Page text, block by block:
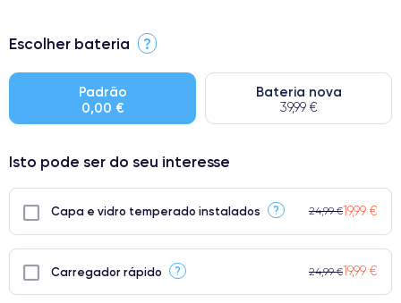
⭐ Premium
● Bateria: Adequada para uso intensivo.
● Apenas 5% dos nossos telefones atingem a classificação
Escolher bateria ?
Padrão
0,00 €
Bateria nova
39,99 €
Isto pode ser do seu interesse
Capa e vidro temperado instalados ? 24,99 €19,99 €
Carregador rápido ? 24,99 €19,99 €